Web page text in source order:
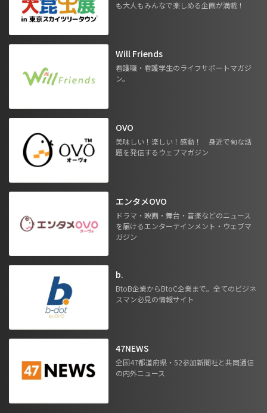
も大人もみんなで楽しめる企画が満載！
Will Friends
看護職・看護学生のライフサポートマガジ
ン。
OVO
美味しい！楽しい！感動！ 身近で旬な話
題を発信するウェブマガジン
エンタメOVO
ドラマ・映画・舞台・音楽などのニュース
を届けるエンターテインメント・ウェブマ
ガジン
b.
BtoB企業からBtoC企業まで。全てのビジネ
スマン必見の情報サイト
47NEWS
全国47都道府県・52参加新聞社と共同通信
の内外ニュース